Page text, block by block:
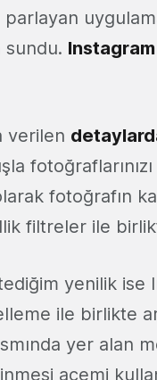
parlayan
sundu. Instagram
verilen
fotoğrafın
filtreler ile
yenilik ise
ile birlikte
yer alan
acemi